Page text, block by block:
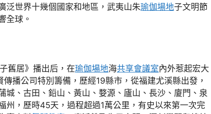
泛世界十幾個國家和地區，武夷山朱瑜伽場地子文明節
全球。
舊居》播出后，在瑜伽場地海共享會議室內外惹起宏大
傳播公司特別籌備，歷經19縣市，從福建尤溪縣出發，
城、古田、鉛山、黃山、婺源、廬山、長沙、廈門、泉
州，歷時45天，過程超過1萬公里，有史以來第一次完